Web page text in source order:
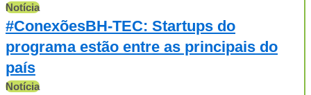
Notícia
#ConexõesBH-TEC: Startups do
programa estão entre as principais do
país
Notícia